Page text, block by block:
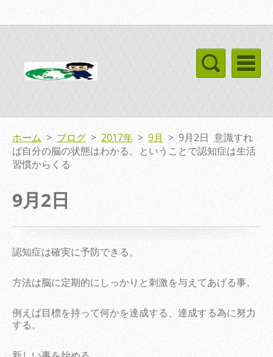
ホーム > ブログ > 2017年 > 9月 > 9月2日 意識すれ
ば自分の脳の状態はわかる。ということで認知症は生活
習慣からくる
9月2日
認知症は確実に予防できる。
方法は脳に定期的にしっかりと刺激を与えてあげる事。
例えば目標を持って何かを達成する、達成する為に努力
する。